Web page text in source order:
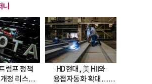
럼프 정책
정 리스크
HD현대, 美 HII와
용접자동화 확대…